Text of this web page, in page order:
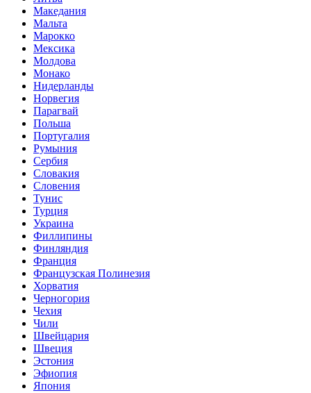
Македания
Мальта
Марокко
Мексика
Молдова
Монако
Нидерланды
Норвегия
Парагвай
Польша
Португалия
Румыния
Сербия
Словакия
Словения
Тунис
Турция
Украина
Филлипины
Финляндия
Франция
Французская Полинезия
Хорватия
Черногория
Чехия
Чили
Швейцария
Швеция
Эстония
Эфиопия
Япония